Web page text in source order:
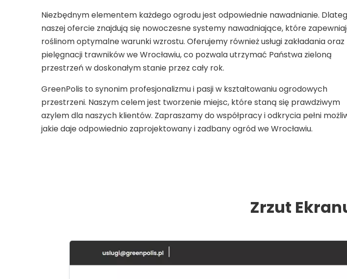
Niezbędnym elementem każdego ogrodu jest odpowiednie nawadnianie.
naszej ofercie znajdują się nowoczesne systemy nawadniające, które
roślinom optymalne warunki wzrostu. Oferujemy również usługi zakładania oraz
pielęgnacji trawników we Wrocławiu, co pozwala utrzymać Państwa zieloną
przestrzeń w doskonałym stanie przez cały rok.
GreenPolis to synonim profesjonalizmu i pasji w kształtowaniu ogrodowych
przestrzeni. Naszym celem jest tworzenie miejsc, które staną się prawdziwym
azylem dla naszych klientów. Zapraszamy do współpracy i odkrycia pełni
jakie daje odpowiednio zaprojektowany i zadbany ogród we Wrocławiu.
Zrzut